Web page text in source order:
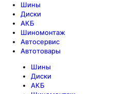
Шины
Диски
АКБ
Шиномонтаж
Автосервис
Автотовары
Шины
Диски
АКБ